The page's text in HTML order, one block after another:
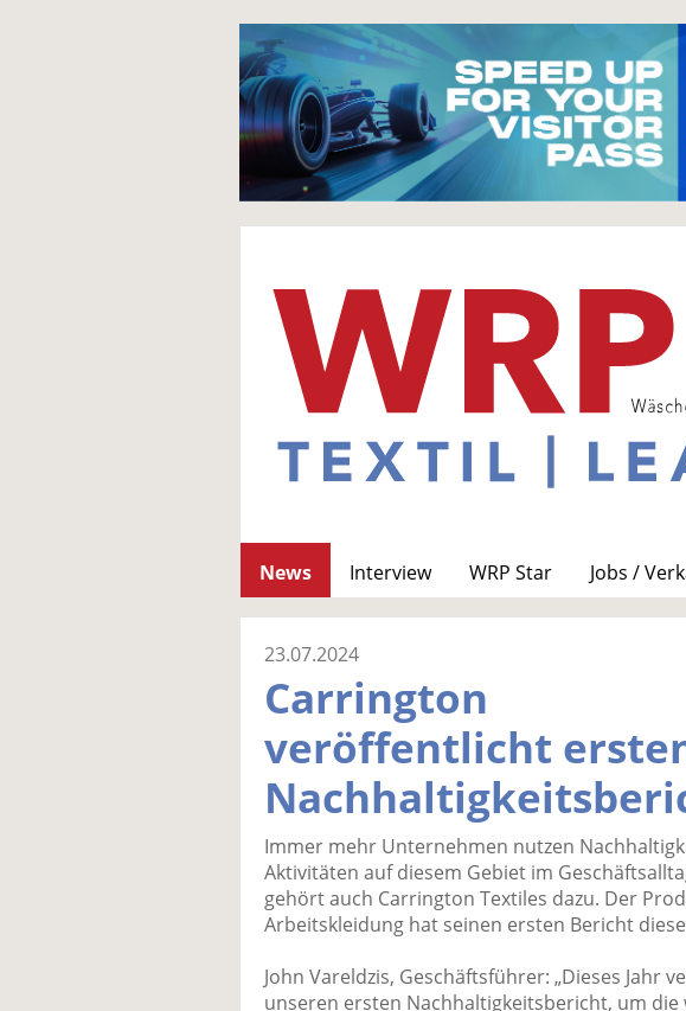
News Interview WRP Star
Jobs /
23.07.2024
Carrington
veröffentlicht
Immer mehr Unternehmen nutzen
Aktivitäten auf diesem Gebiet im
gehört auch Carrington Textiles dazu. Der
Arbeitskleidung hat seinen ersten Bericht
John Vareldzis, Geschäftsführer: „Dieses Jahr
unseren ersten Nachhaltigkeitsbericht, um die